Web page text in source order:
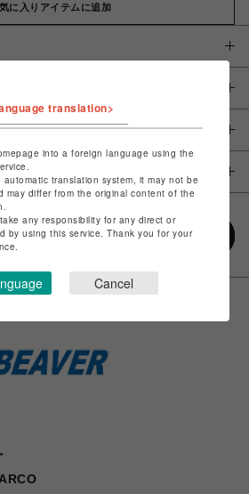
に入りアイテムに追加
translation>
into a foreign language using the
translation system, it may not be
may differ from the original content of the
any responsibility for any direct or
by using this service. Thank you for your
Cancel